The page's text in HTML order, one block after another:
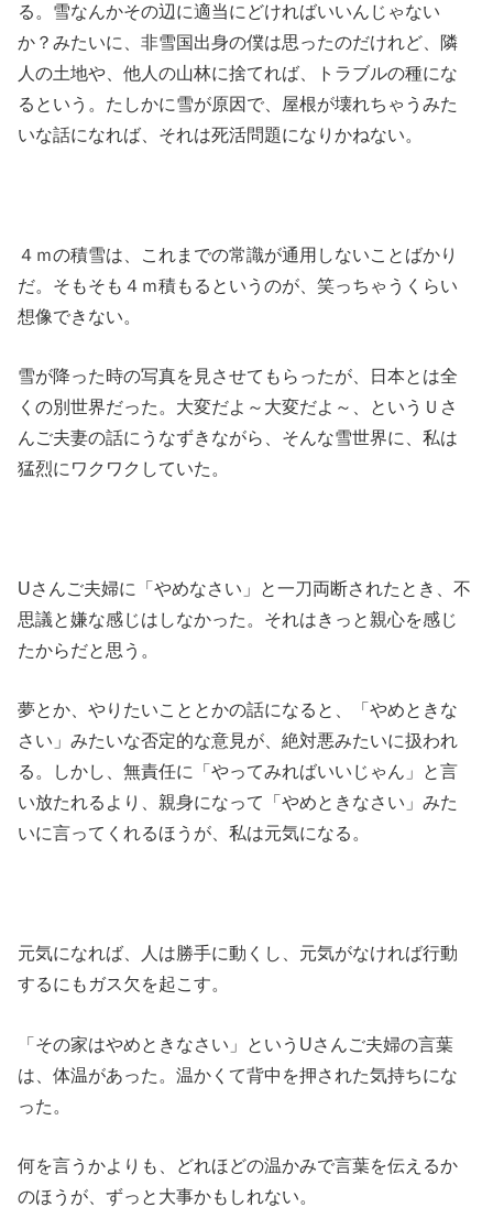
る。雪なんかその辺に適当にどければいいんじゃない
か？みたいに、非雪国出身の僕は思ったのだけれど、隣
人の土地や、他人の山林に捨てれば、トラブルの種にな
るという。たしかに雪が原因で、屋根が壊れちゃうみた
いな話になれば、それは死活問題になりかねない。
４ｍの積雪は、これまでの常識が通用しないことばかり
だ。そもそも４ｍ積もるというのが、笑っちゃうくらい
想像できない。
雪が降った時の写真を見させてもらったが、日本とは全
くの別世界だった。大変だよ～大変だよ～、というＵさ
んご夫妻の話にうなずきながら、そんな雪世界に、私は
猛烈にワクワクしていた。
Uさんご夫婦に「やめなさい」と一刀両断されたとき、不
思議と嫌な感じはしなかった。それはきっと親心を感じ
たからだと思う。
夢とか、やりたいこととかの話になると、「やめときな
さい」みたいな否定的な意見が、絶対悪みたいに扱われ
る。しかし、無責任に「やってみればいいじゃん」と言
い放たれるより、親身になって「やめときなさい」みた
いに言ってくれるほうが、私は元気になる。
元気になれば、人は勝手に動くし、元気がなければ行動
するにもガス欠を起こす。
「その家はやめときなさい」というUさんご夫婦の言葉
は、体温があった。温かくて背中を押された気持ちにな
った。
何を言うかよりも、どれほどの温かみで言葉を伝えるか
のほうが、ずっと大事かもしれない。